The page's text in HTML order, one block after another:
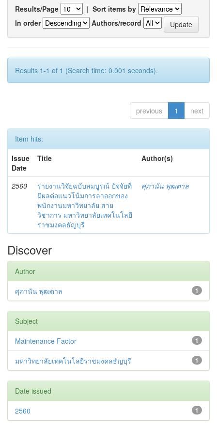
Results/Page | Sort items by
In order
Authors/record
Results 1-1 of 1 (Search time: 0.001 seconds).
previous 1 next
Item hits:
Issue
Date
Title Author(s)
2560
รายงานวิจัยฉบับสมบูรณ์ ปัจจัยที่
มีผลต่อแนวโน้มการลาออกของ
พนักงานมหาวิทยาลัย สาย
วิชาการ มหาวิทยาลัยเทคโนโลยี
ราชมงคลธัญบุรี
ศุภานัน พุฒตาล
Discover
Author
1
ศุภานัน พุฒตาล
Subject
1
Maintenance Factor
1
มหาวิทยาลัยเทคโนโลยีราชมงคลธัญบุรี
Date issued
1
2560